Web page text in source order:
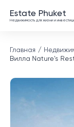
Estate Phuket
Недвижимость для жизни и
Главная
Вилла Nature's